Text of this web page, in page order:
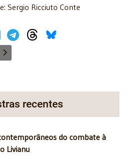
Sergio Ricciuto Conte
Media
maculada
artigo: Intervenção - Dúvidas e
recentes
do combate à
Livianu